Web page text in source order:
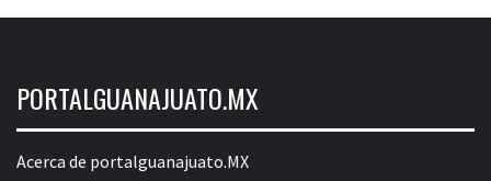
PORTALGUANAJUATO.MX
Acerca de portalguanajuato.MX